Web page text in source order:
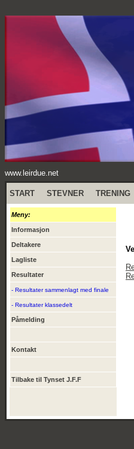
www.leirdue.net
START STEVNER TRENING
Meny:
Informasjon
Deltakere
Lagliste
Resultater
- Resultater sammenlagt med finale
- Resultater klassedelt
Påmelding
Kontakt
Tilbake til Tynset J.F.F